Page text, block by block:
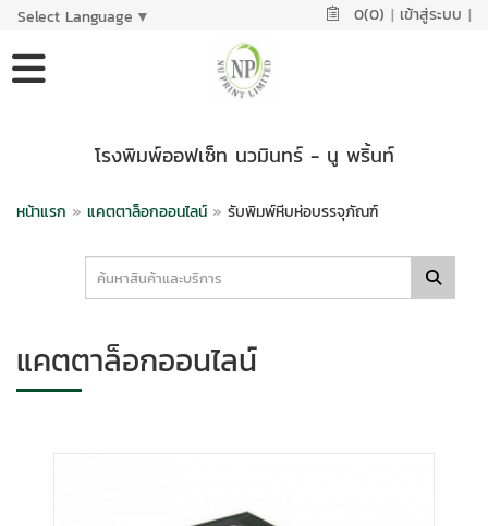
Select Language ▼ 0(0) | เข้าสู่ระบบ |
โรงพิมพ์ออฟเซ็ท นวมินทร์ - นู พริ้นท์
หน้าแรก » แคตตาล็อกออนไลน์ » รับพิมพ์หีบห่อบรรจุภัณฑ์
แคตตาล็อกออนไลน์